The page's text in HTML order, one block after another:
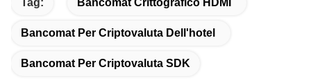
Tag: Bancomat Crittografico HDMI
Bancomat Per Criptovaluta Dell'hotel
Bancomat Per Criptovaluta SDK